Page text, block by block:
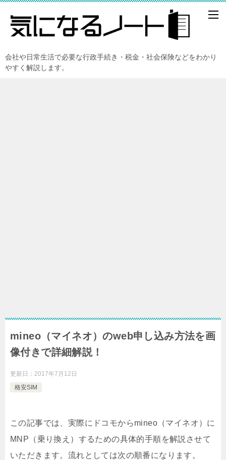
会社や日常生活で必要な行政手続き・税金・社会保険などをわかり
やすく解説します。
mineo（マイネオ）のweb申し込み方法を画
像付きで詳細解説！
更新日： 2017年7月12日
格安SIM
この記事では、実際にドコモからmineo（マイネオ）に
MNP（乗り換え）するための具体的手順を解説させて
いただきます。流れとしては次の順番になります。